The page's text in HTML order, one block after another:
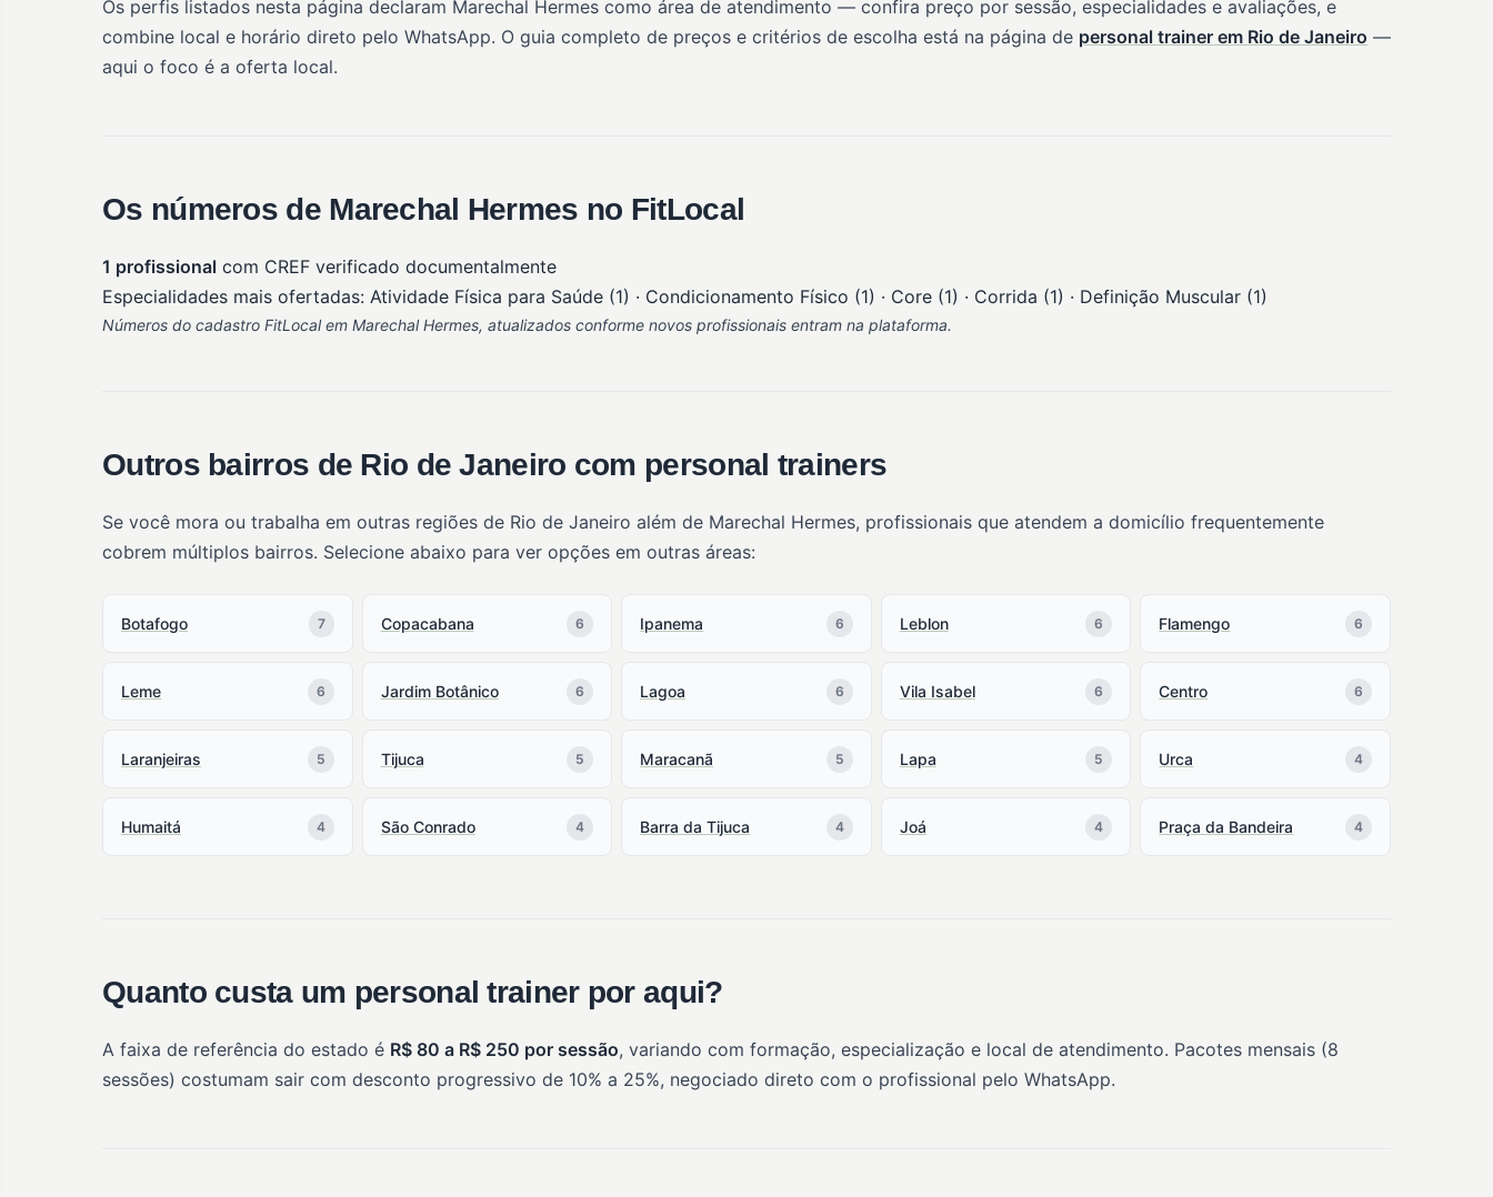
Os perfis listados nesta página declaram Marechal Hermes como área de atendimento — confira preço por sessão, especialidades e avaliações, e
combine local e horário direto pelo WhatsApp. O guia completo de preços e critérios de escolha está na página de personal trainer em Rio de Janeiro —
aqui o foco é a oferta local.
Os números de Marechal Hermes no FitLocal
1 profissional com CREF verificado documentalmente
Especialidades mais ofertadas: Atividade Física para Saúde (1) · Condicionamento Físico (1) · Core (1) · Corrida (1) · Definição Muscular (1)
Números do cadastro FitLocal em Marechal Hermes, atualizados conforme novos profissionais entram na plataforma.
Outros bairros de Rio de Janeiro com personal trainers
Se você mora ou trabalha em outras regiões de Rio de Janeiro além de Marechal Hermes, profissionais que atendem a domicílio frequentemente
cobrem múltiplos bairros. Selecione abaixo para ver opções em outras áreas:
Botafogo 7 Copacabana 6 Ipanema 6 Leblon 6 Flamengo 6
Leme 6 Jardim Botânico 6 Lagoa 6 Vila Isabel 6 Centro 6
Laranjeiras 5 Tijuca 5 Maracanã 5 Lapa 5 Urca 4
Humaitá 4 São Conrado 4 Barra da Tijuca 4 Joá 4 Praça da Bandeira 4
Quanto custa um personal trainer por aqui?
A faixa de referência do estado é R$ 80 a R$ 250 por sessão, variando com formação, especialização e local de atendimento. Pacotes mensais (8
sessões) costumam sair com desconto progressivo de 10% a 25%, negociado direto com o profissional pelo WhatsApp.